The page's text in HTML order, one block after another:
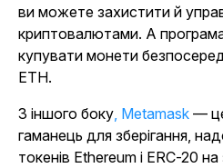
ви можете захистити й
криптовалютами. А
купувати монети
ETH.
З іншого боку , Metamask —
гаманець для зберігання,
токенів Ethereum і ERC-20